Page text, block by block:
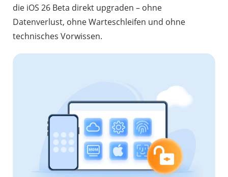
die iOS 26 Beta direkt upgraden – ohne
Datenverlust, ohne Warteschleifen und ohne
technisches Vorwissen.